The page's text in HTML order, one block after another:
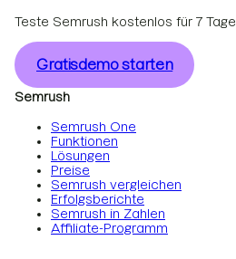
Teste Semrush kostenlos für 7
Gratisdemo starten
Semrush
Semrush One
Funktionen
Lösungen
Preise
Semrush vergleichen
Erfolgsberichte
Semrush in Zahlen
Affiliate-Programm